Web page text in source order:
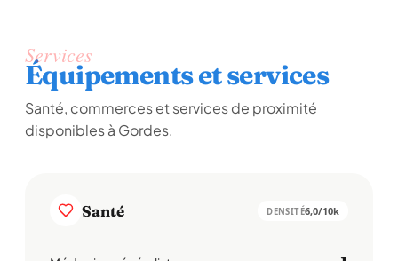
Services
Équipements et services
Santé, commerces et services de proximité
disponibles à Gordes.
Santé DENSITÉ6,0/10k